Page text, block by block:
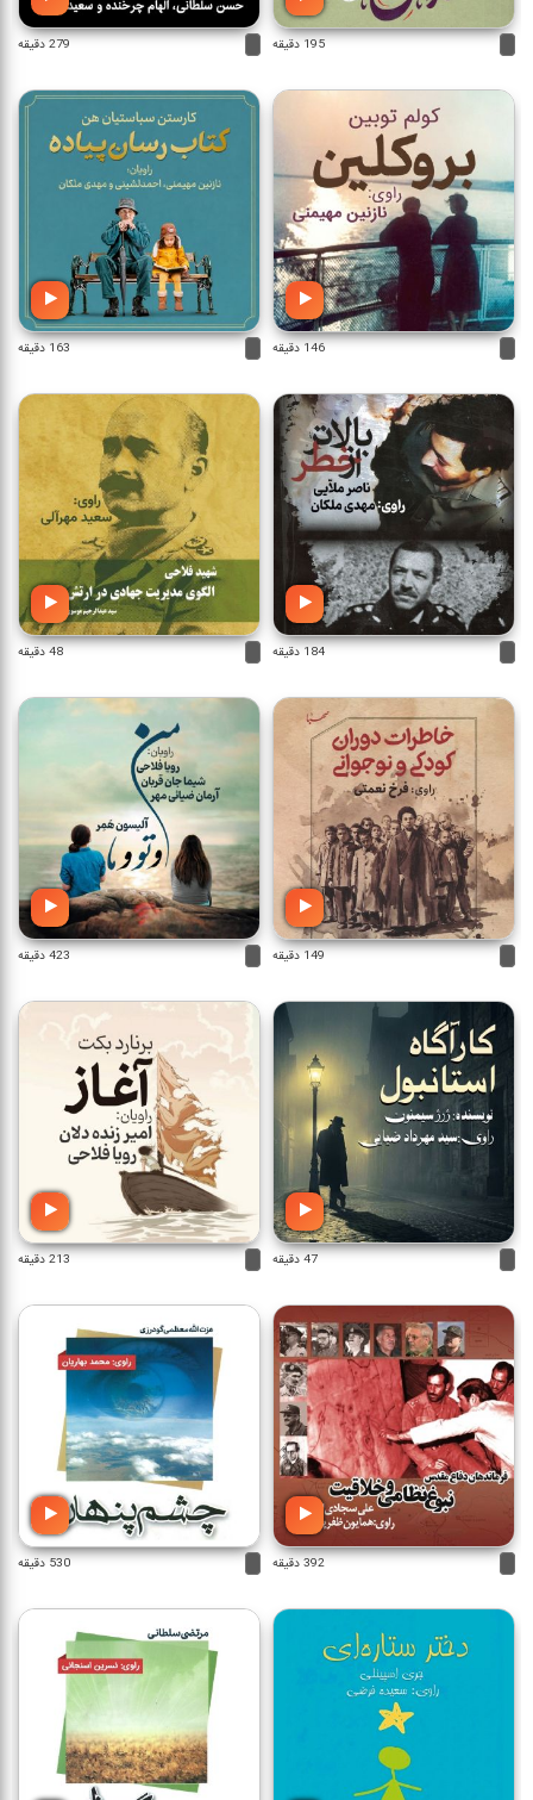
195 دقیقه 279 دقیقه
146 دقیقه 163 دقیقه
184 دقیقه 48 دقیقه
149 دقیقه 423 دقیقه
47 دقیقه 213 دقیقه
392 دقیقه 530 دقیقه